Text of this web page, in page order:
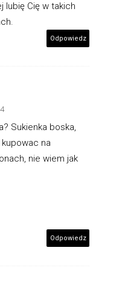
lubię Cię w takich
Odpowiedz
Sukienka boska,
na
nie wiem jak
Odpowiedz